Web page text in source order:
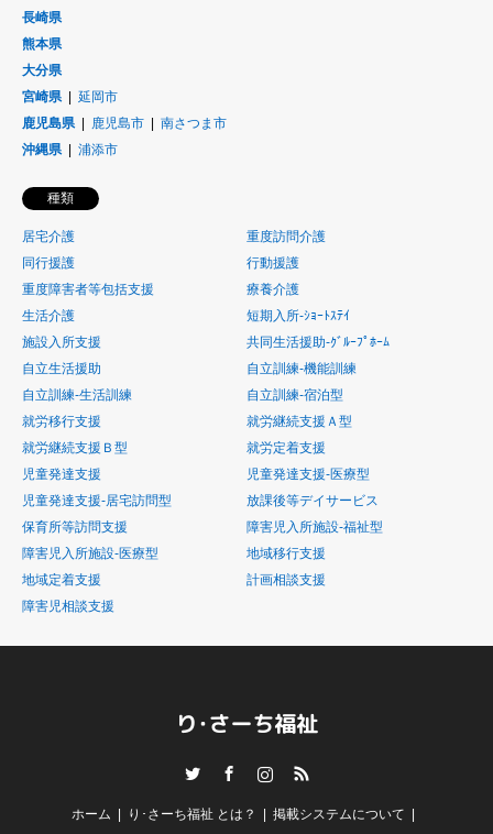
長崎県
熊本県
大分県
宮崎県
延岡市
鹿児島県
鹿児島市
南さつま市
沖縄県
浦添市
種類
居宅介護
重度訪問介護
同行援護
行動援護
重度障害者等包括支援
療養介護
生活介護
短期入所-ｼｮｰﾄｽﾃｲ
施設入所支援
共同生活援助-ｸﾞﾙｰﾌﾟﾎｰﾑ
自立生活援助
自立訓練-機能訓練
自立訓練-生活訓練
自立訓練-宿泊型
就労移行支援
就労継続支援Ａ型
就労継続支援Ｂ型
就労定着支援
児童発達支援
児童発達支援-医療型
児童発達支援-居宅訪問型
放課後等デイサービス
保育所等訪問支援
障害児入所施設-福祉型
障害児入所施設-医療型
地域移行支援
地域定着支援
計画相談支援
障害児相談支援
RSS
ホーム り･さーち福祉 とは？
掲載システムについて